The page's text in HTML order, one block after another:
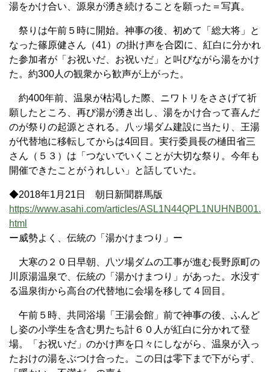
湯をかけ合い、源泉が湧き続けることを願った＝写真。
祭りは午前５時に開始。神事の後、初めて「総大将」と
なった篠原健さん（41）の掛け声を合図に、紅白に分かれ
た参加者が「お祝いだ、お祝いだ」と叫びながら湯をかけ
た。約300人の観衆から歓声が上がった。
約400年前、温泉が枯渇した際、ニワトリをささげて祈
願したところ、再び湯が湧き出し、湯をかけ合って喜んだ
のが祭りの起源とされる。八ッ場ダム建設に当たり、王湯
が代替地に移転してからは4回目。実行委員長の樋田省三
さん（５３）は「つないでいくことが大切な祭り。今年も
開催できたことがうれしい」と話していた。
◆2018年1月21日 朝日新聞群馬版
https://www.asahi.com/articles/ASL1N44QPL1NUHNB001.
html
ー威勢よく、伝統の「湯かけまつり」ー
大寒の２０日早朝、八ツ場ダムの工事が進む長野原町の
川原湯温泉で、伝統の「湯かけまつり」があった。水没す
る温泉街から高台の代替地に会場を移して４回目。
午前５時、共同浴場「王湯会館」前で神事の後、ふんど
し姿の小学生を含む男たち計６０人が紅白に分かれて登
場。「お祝いだ」のかけ声を口々にしながら、温泉が入っ
たおけの湯をぶつけ合った。この日は零下まで下がらず、